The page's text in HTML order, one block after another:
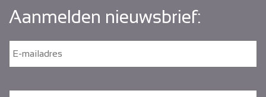
Aanmelden nieuwsbrief:
E
N